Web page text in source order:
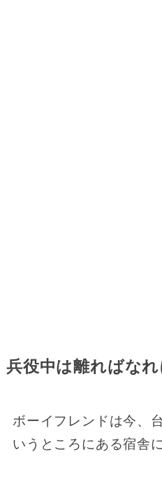
兵役中は離ればなれ
ボーイフレンドは今、
いうところにある宿舎